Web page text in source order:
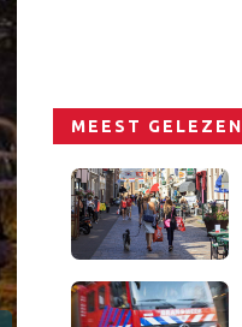
MEEST GELEZEN